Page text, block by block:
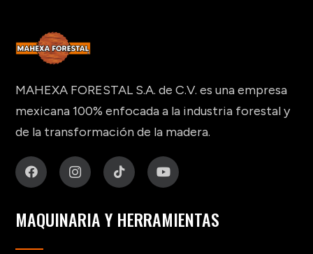
MAHEXA FORESTAL S.A. de C.V. es una empresa
mexicana 100% enfocada a la industria forestal y
de la transformación de la madera.
MAQUINARIA Y HERRAMIENTAS